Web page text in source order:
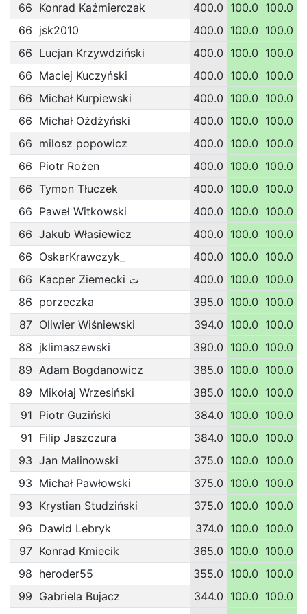
66 Konrad Kaźmierczak 400.0 100.0 100.0
66 jsk2010 400.0 100.0 100.0
66 Lucjan Krzywdziński 400.0 100.0 100.0
66 Maciej Kuczyński 400.0 100.0 100.0
66 Michał Kurpiewski 400.0 100.0 100.0
66 Michał Ożdżyński 400.0 100.0 100.0
66 milosz popowicz 400.0 100.0 100.0
66 Piotr Rożen 400.0 100.0 100.0
66 Tymon Tłuczek 400.0 100.0 100.0
66 Paweł Witkowski 400.0 100.0 100.0
66 Jakub Własiewicz 400.0 100.0 100.0
66 OskarKrawczyk_ 400.0 100.0 100.0
66
Kacper Ziemecki ت 400.0 100.0 100.0
86 porzeczka 395.0 100.0 100.0
87 Oliwier Wiśniewski 394.0 100.0 100.0
88 jklimaszewski 390.0 100.0 100.0
89 Adam Bogdanowicz 385.0 100.0 100.0
89 Mikołaj Wrzesiński 385.0 100.0 100.0
91 Piotr Guziński 384.0 100.0 100.0
91 Filip Jaszczura 384.0 100.0 100.0
93 Jan Malinowski 375.0 100.0 100.0
93 Michał Pawłowski 375.0 100.0 100.0
93 Krystian Studziński 375.0 100.0 100.0
96 Dawid Lebryk 374.0 100.0 100.0
97 Konrad Kmiecik 365.0 100.0 100.0
98 heroder55 355.0 100.0 100.0
99 Gabriela Bujacz 344.0 100.0 100.0